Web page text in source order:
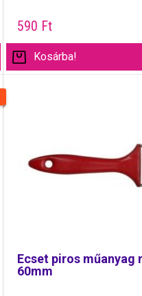
590 Ft
Kosárba!
Ecset piros műanyag
60mm